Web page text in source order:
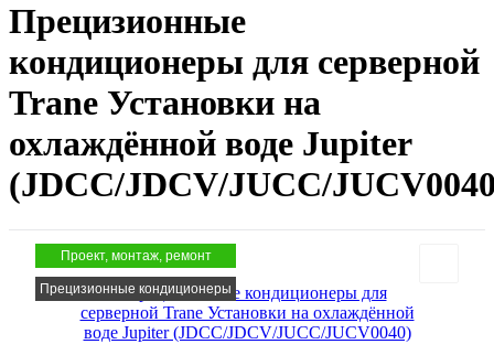
Прецизионные
кондиционеры для серверной
Trane Установки на
охлаждённой воде Jupiter
(JDCC/JDCV/JUCC/
Проект, монтаж, ремонт
Прецизионные кондиционеры